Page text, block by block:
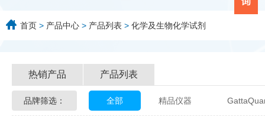
首页 > 产品中心 > 产品列表 > 化学及生物化学试剂
热销产品 产品列表
品牌筛选： 全部 精品仪器